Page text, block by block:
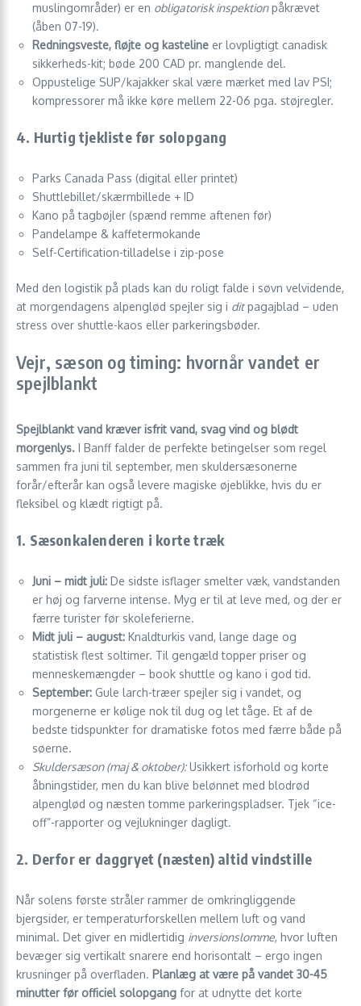
muslingområder) er en obligatorisk inspektionpåkrævet
(åben 07-19).
Redningsveste, fløjte og kasteline er lovpligtigt canadisk
sikkerheds-kit; bøde 200 CAD pr. manglende del.
Oppustelige SUP/kajakker skal være mærket med lav PSI;
kompressorer må ikke køre mellem 22-06 pga. støjregler.
4. Hurtig tjekliste før solopgang
Parks Canada Pass (digital eller printet)
Shuttlebillet/skærmbillede + ID
Kano på tagbøjler (spænd remme aftenen før)
Pandelampe & kaffetermokande
Self-Certification-tilladelse i zip-pose
Med den logistik på plads kan du roligt falde i søvn velvidende,
at morgendagens alpenglød spejler sig i ditpagajblad – uden
stress over shuttle-kaos eller parkeringsbøder.
Vejr, sæson og timing: hvornår vandet er
spejlblankt
Spejlblankt vand kræver isfrit vand, svag vind og blødt
morgenlys. I Banff falder de perfekte betingelser som regel
sammen fra juni til september, men skuldersæsonerne
forår/efterår kan også levere magiske øjeblikke, hvis du er
fleksibel og klædt rigtigt på.
1. Sæsonkalenderen i korte træk
Juni – midt juli: De sidste isflager smelter væk, vandstanden
er høj og farverne intense. Myg er til at leve med, og der er
færre turister før skoleferierne.
Midt juli – august: Knaldturkis vand, lange dage og
statistisk flest soltimer. Til gengæld topper priser og
menneskemængder – book shuttle og kano i god tid.
September: Gule larch-træer spejler sig i vandet, og
morgenerne er kølige nok til dug og let tåge. Et af de
bedste tidspunkter for dramatiske fotos med færre både på
søerne.
Skuldersæson (maj & oktober):Usikkert isforhold og korte
åbningstider, men du kan blive belønnet med blodrød
alpenglød og næsten tomme parkeringspladser. Tjek “ice-
off”-rapporter og vejlukninger dagligt.
2. Derfor er daggryet (næsten) altid vindstille
Når solens første stråler rammer de omkringliggende
bjergsider, er temperaturforskellen mellem luft og vand
minimal. Det giver en midlertidig inversionslomme, hvor luften
bevæger sig vertikalt snarere end horisontalt – ergo ingen
krusninger på overfladen. Planlæg at være på vandet 30-45
minutter før officiel solopgang for at udnytte det korte